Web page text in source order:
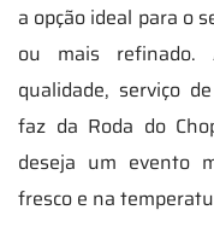
a opção ideal para o
ou mais refinado.
qualidade, serviço
faz da Roda do
deseja um evento
fresco e na